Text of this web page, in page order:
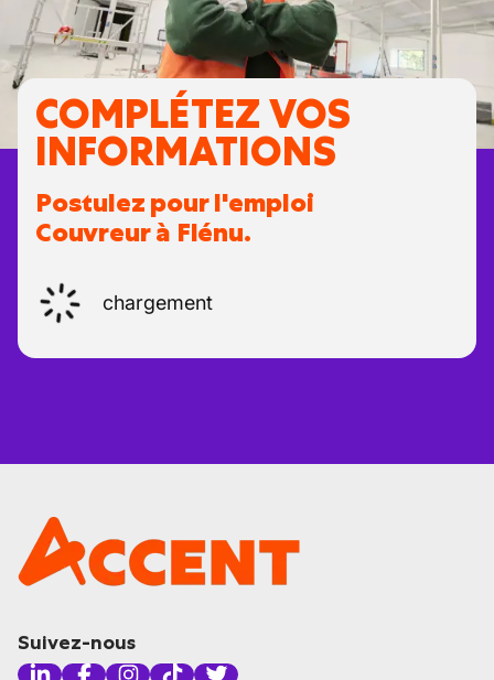
COMPLÉTEZ VOS
INFORMATIONS
Postulez pour l'emploi
Couvreur à Flénu.
chargement
Suivez-nous